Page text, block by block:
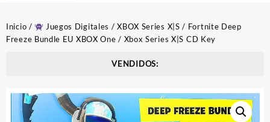
Inicio / Juegos Digitales /XBOX Series X|S / Fortnite Deep
Freeze Bundle EU XBOX One / Xbox Series X|S CD Key
VENDIDOS: